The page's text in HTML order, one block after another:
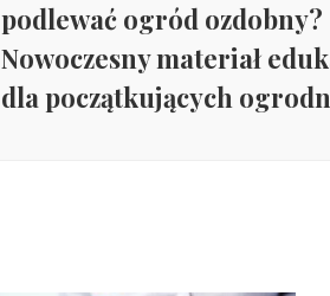
podlewać ogród ozdobny?
Nowoczesny materiał
dla początkujących